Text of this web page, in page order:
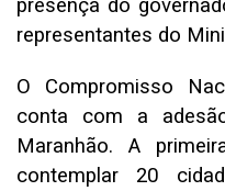
presença do
representantes do
O Compromisso
conta com a
Maranhão. A
contemplar 20